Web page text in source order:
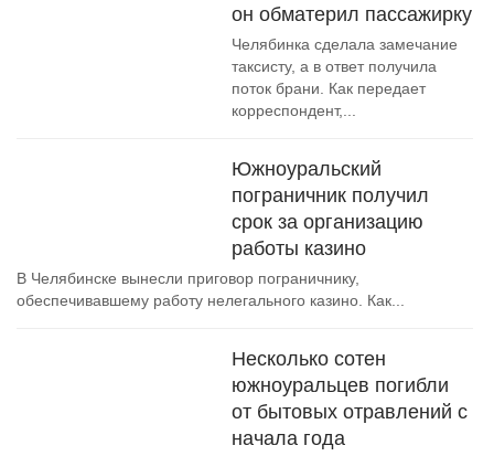
он обматерил пассажирку
Челябинка сделала замечание
таксисту, а в ответ получила
поток брани. Как передает
корреспондент,...
Южноуральский
пограничник получил
срок за организацию
работы казино
В Челябинске вынесли приговор пограничнику,
обеспечивавшему работу нелегального казино. Как...
Несколько сотен
южноуральцев погибли
от бытовых отравлений с
начала года